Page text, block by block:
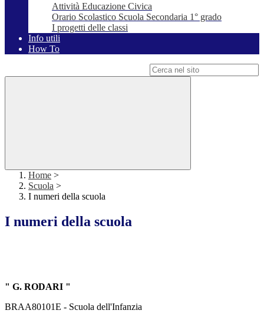
Attività Educazione Civica
Orario Scolastico Scuola Secondaria 1° grado
I progetti delle classi
Info utili
How To
Home >
Scuola >
I numeri della scuola
I numeri della scuola
" G. RODARI "
BRAA80101E - Scuola dell'Infanzia